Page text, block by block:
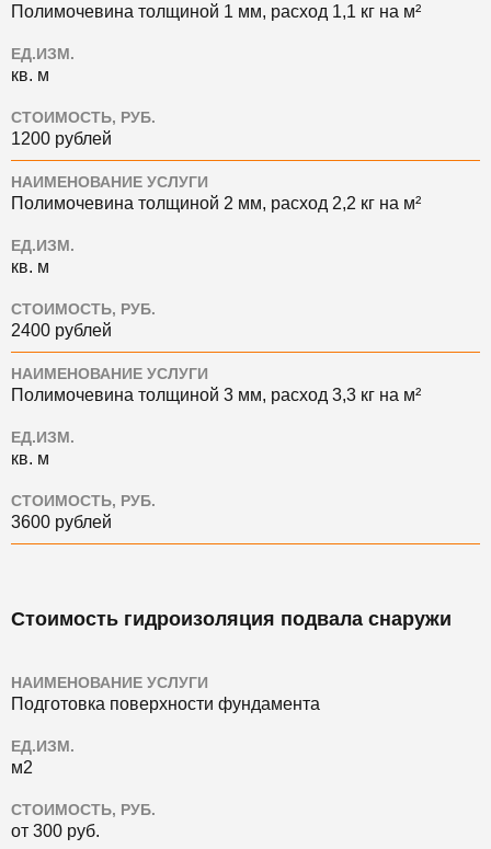
Полимочевина толщиной 1 мм, расход 1,1 кг на м²
ЕД.ИЗМ.
кв. м
СТОИМОСТЬ, РУБ.
1200 рублей
НАИМЕНОВАНИЕ УСЛУГИ
Полимочевина толщиной 2 мм, расход 2,2 кг на м²
ЕД.ИЗМ.
кв. м
СТОИМОСТЬ, РУБ.
2400 рублей
НАИМЕНОВАНИЕ УСЛУГИ
Полимочевина толщиной 3 мм, расход 3,3 кг на м²
ЕД.ИЗМ.
кв. м
СТОИМОСТЬ, РУБ.
3600 рублей
Стоимость гидроизоляция подвала снаружи
НАИМЕНОВАНИЕ УСЛУГИ
Подготовка поверхности фундамента
ЕД.ИЗМ.
м2
СТОИМОСТЬ, РУБ.
от 300 руб.